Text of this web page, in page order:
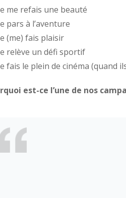
me refais une beauté
pars à l’aventure
(me) fais plaisir
relève un défi sportif
fais le plein de cinéma (quand
est-ce l’une de nos